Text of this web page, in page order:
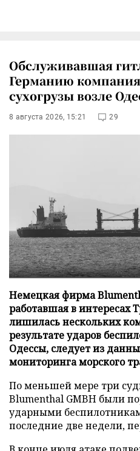
Обслуживавшая
Германию
сухогрузы возле
8 августа 2026, 15:21 29
Немецкая фирма
работавшая в интересах
лишилась нескольких
результате ударов
Одессы, следует из
мониторинга морского
По меньшей мере три
Blumenthal GMBH были
ударными
последние две недели,